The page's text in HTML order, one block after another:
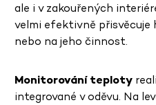
ale i v zakouřených
velmi efektivně přisvěcuje
nebo na jeho činnost.
Monitorování teploty
integrované v oděvu. Na